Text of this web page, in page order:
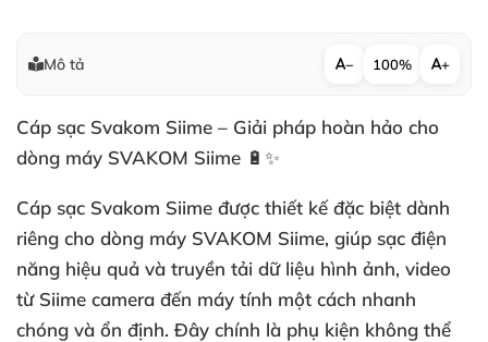
Mô tả − 100% +
Cáp sạc Svakom Siime – Giải pháp hoàn hảo cho
dòng máy SVAKOM Siime 🔋✨
Cáp sạc Svakom Siime được thiết kế đặc biệt dành
riêng cho dòng máy SVAKOM Siime, giúp sạc điện
năng hiệu quả và truyền tải dữ liệu hình ảnh, video
từ Siime camera đến máy tính một cách nhanh
chóng và ổn định. Đây chính là phụ kiện không thể